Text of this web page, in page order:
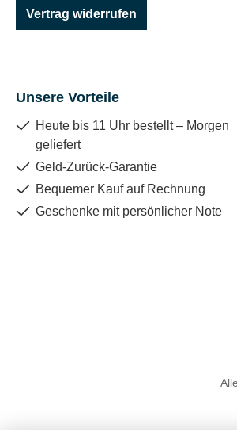
Vertrag widerrufen
Unsere Vorteile
Heute bis 11 Uhr bestellt – Morgen
geliefert
Geld-Zurück-Garantie
Bequemer Kauf auf Rechnung
Geschenke mit persönlicher Note